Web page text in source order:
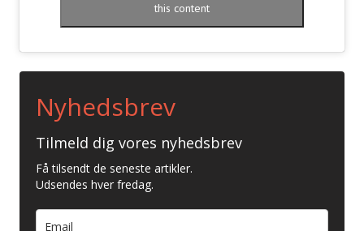
this content
Nyhedsbrev
Tilmeld dig vores nyhedsbrev
Få tilsendt de seneste artikler.
Udsendes hver fredag.